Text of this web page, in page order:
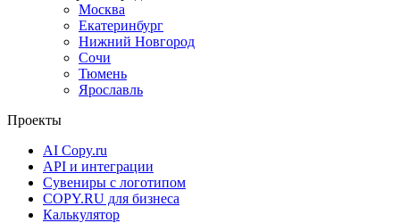
Москва
Екатеринбург
Нижний Новгород
Сочи
Тюмень
Ярославль
Проекты
AI Copy.ru
API и интеграции
Сувениры с логотипом
COPY.RU для бизнеса
Калькулятор